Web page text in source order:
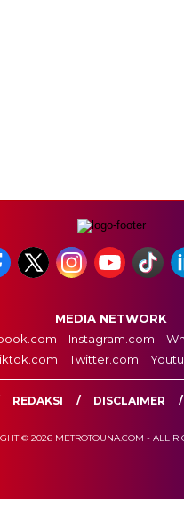
MEDIA NETWORK
Instagram.com
Twitter.com
REDAKSI DISCLAIMER
© 2026 METROTOUNA.COM - ALL